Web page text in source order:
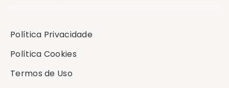
Política Privacidade
Política Cookies
Termos de Uso